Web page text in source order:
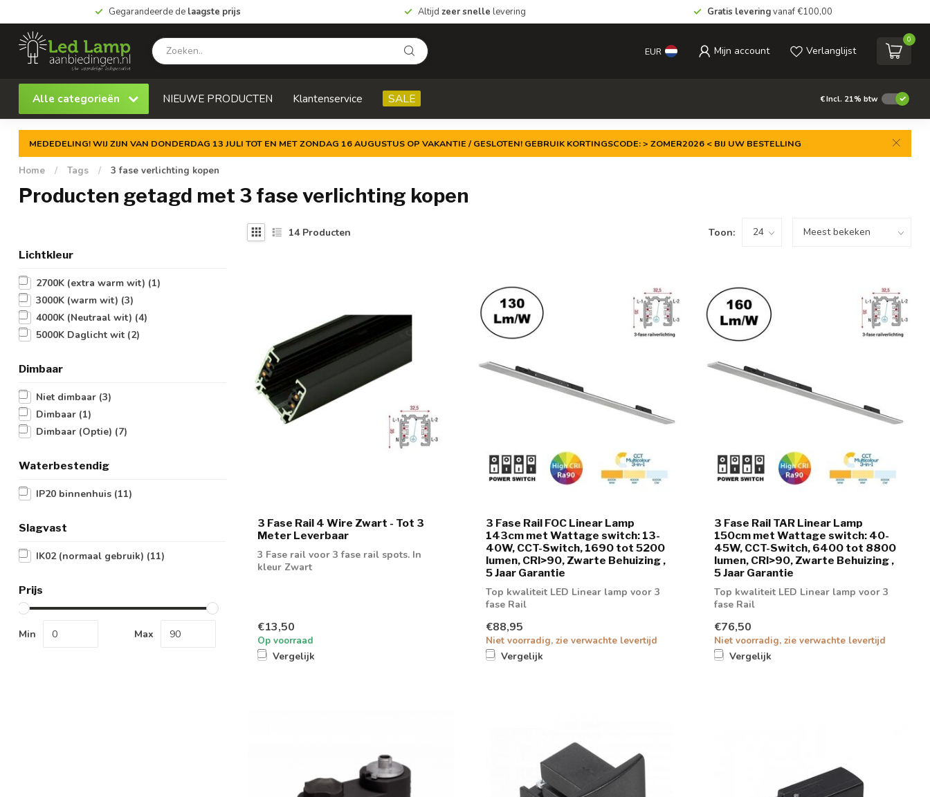
Gegarandeerde de laagste prijs Altijd zeer snelle levering Gratis leveringvanaf €100,00
EUR Mijn account Verlanglijst
0
Alle categorieën NIEUWE PRODUCTEN Klantenservice SALE €Incl. 21% btw
MEDEDELING! WIJ ZIJN VAN DONDERDAG 13 JULI TOT EN MET ZONDAG 16 AUGUSTUS OP VAKANTIE / GESLOTEN! GEBRUIK KORTINGSCODE: > ZOMER2026 < BIJ UW BESTELLING
Home / Tags / 3 fase verlichting kopen
Producten getagd met 3 fase verlichting kopen
Lichtkleur
2700K (extra warm wit) (1)
3000K (warm wit) (3)
4000K (Neutraal wit) (4)
5000K Daglicht wit (2)
Dimbaar
Niet dimbaar (3)
Dimbaar (1)
Dimbaar (Optie) (7)
Waterbestendig
IP20 binnenhuis (11)
Slagvast
IK02 (normaal gebruik) (11)
Prijs
Min Max
14Producten Toon:
3 Fase Rail 4 Wire Zwart - Tot 3
Meter Leverbaar
3 Fase rail voor 3 fase rail spots. In
kleur Zwart
€13,50
Op voorraad
Vergelijk
3 Fase Rail FOC Linear Lamp
143cm met Wattage switch: 13-
40W, CCT-Switch, 1690 tot 5200
lumen, CRI>90, Zwarte Behuizing ,
5 Jaar Garantie
Top kwaliteit LED Linear lamp voor 3
fase Rail
€88,95
Niet voorradig, zie verwachte levertijd
Vergelijk
3 Fase Rail TAR Linear Lamp
150cm met Wattage switch: 40-
45W, CCT-Switch, 6400 tot 8800
lumen, CRI>90, Zwarte Behuizing ,
5 Jaar Garantie
Top kwaliteit LED Linear lamp voor 3
fase Rail
€76,50
Niet voorradig, zie verwachte levertijd
Vergelijk